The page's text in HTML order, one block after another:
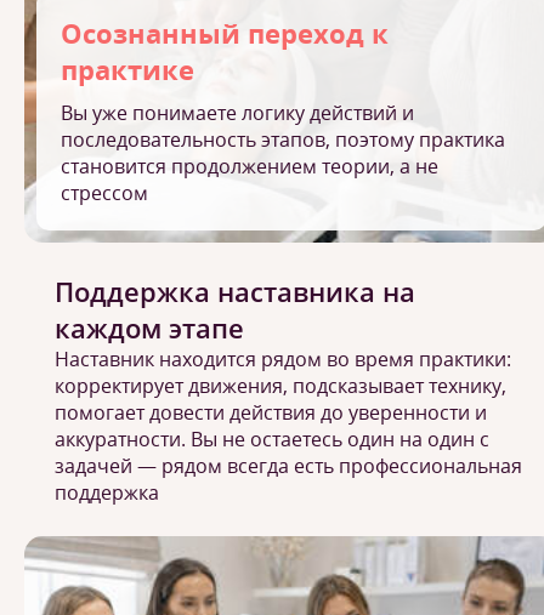
Осознанный переход к
практике
Вы уже понимаете логику действий и
последовательность этапов, поэтому практика
становится продолжением теории, а не
стрессом
Поддержка наставника на
каждом этапе
Наставник находится рядом во время практики:
корректирует движения, подсказывает технику,
помогает довести действия до уверенности и
аккуратности. Вы не остаетесь один на один с
задачей — рядом всегда есть профессиональная
поддержка